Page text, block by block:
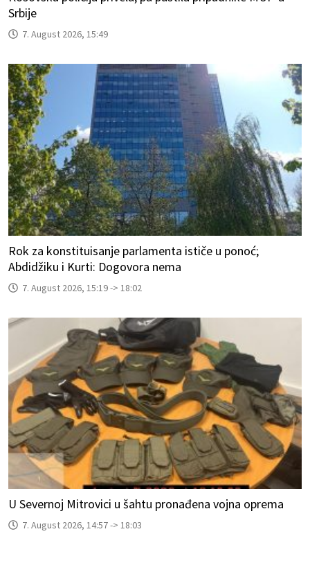
Srbije
7. August 2026, 15:49
Rok za konstituisanje parlamenta ističe u ponoć;
Abdidžiku i Kurti: Dogovora nema
7. August 2026, 15:19 -> 18:02
U Severnoj Mitrovici u šahtu pronađena vojna oprema
7. August 2026, 14:57 -> 18:03